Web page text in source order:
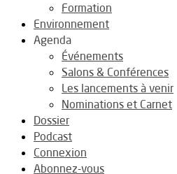
Formation
Environnement
Agenda
Événements
Salons & Conférences
Les lancements à venir
Nominations et Carnet
Dossier
Podcast
Connexion
Abonnez-vous